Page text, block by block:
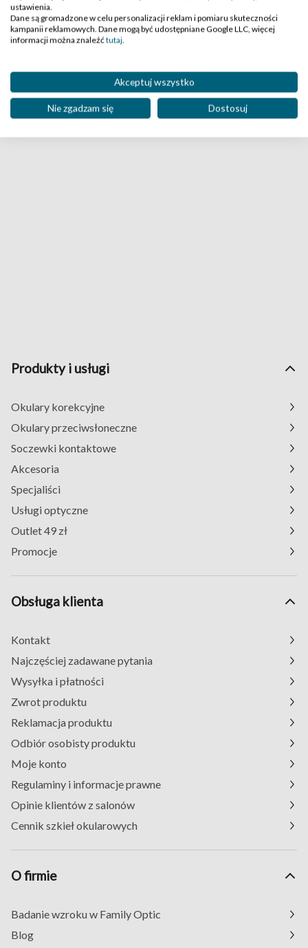
Produkty i usługi
Okulary korekcyjne
Okulary przeciwsłoneczne
Soczewki kontaktowe
Akcesoria
Specjaliści
Usługi optyczne
Outlet 49 zł
Promocje
Obsługa klienta
Kontakt
Najczęściej zadawane pytania
Wysyłka i płatności
Zwrot produktu
Reklamacja produktu
Odbiór osobisty produktu
Moje konto
Regulaminy i informacje prawne
Opinie klientów z salonów
Cennik szkieł okularowych
O firmie
Badanie wzroku w Family Optic
Blog
ustawienia.
Dane są gromadzone w celu personalizacji reklam i pomiaru skuteczności
kampanii reklamowych. Dane mogą być udostępniane Google LLC, więcej
informacji można znaleźćtutaj.
Akceptuj wszystko
Nie zgadzam się Dostosuj